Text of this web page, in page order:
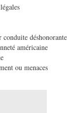
conduite déshonorante
américaine
ou menaces